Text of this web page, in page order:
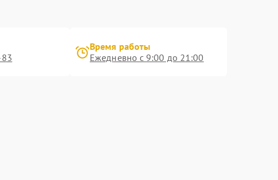
Время работы
Ежедневно с 9:00 до 21:00